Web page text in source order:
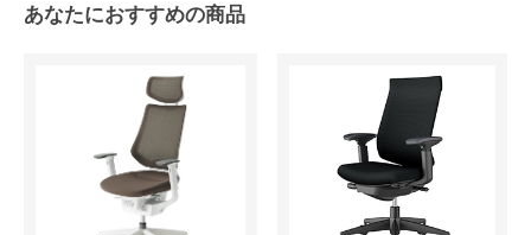
あなたにおすすめの商品